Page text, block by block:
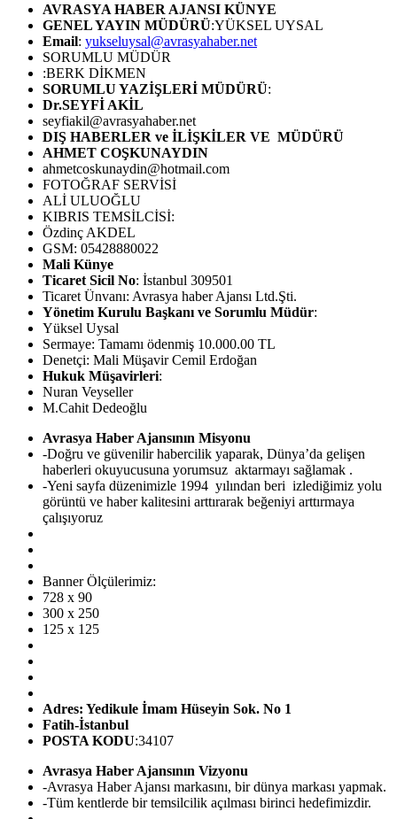
AVRASYA HABER AJANSI KÜNYE
GENEL YAYIN MÜDÜRÜ:YÜKSEL UYSAL
Email: yukseluysal@avrasyahaber.net
SORUMLU MÜDÜR
:BERK DİKMEN
SORUMLU YAZİŞLERİ MÜDÜRÜ:
Dr.SEYFİ AKİL
seyfiakil@avrasyahaber.net
DIŞ HABERLER ve İLİŞKİLER VE MÜDÜRÜ
AHMET COŞKUNAYDIN
ahmetcoskunaydin@hotmail.com
FOTOĞRAF SERVİSİ
ALİ ULUOĞLU
KIBRIS TEMSİLCİSİ:
Özdinç AKDEL
GSM: 05428880022
Mali Künye
Ticaret Sicil No: İstanbul 309501
Ticaret Ünvanı: Avrasya haber Ajansı Ltd.Şti.
Yönetim Kurulu Başkanı ve Sorumlu Müdür:
Yüksel Uysal
Sermaye: Tamamı ödenmiş 10.000.00 TL
Denetçi: Mali Müşavir Cemil Erdoğan
Hukuk Müşavirleri:
Nuran Veyseller
M.Cahit Dedeoğlu
Avrasya Haber Ajansının Misyonu
-Doğru ve güvenilir habercilik yaparak, Dünya’da gelişen
haberleri okuyucusuna yorumsuz aktarmayı sağlamak .
-Yeni sayfa düzenimizle 1994 yılından beri izlediğimiz yolu
görüntü ve haber kalitesini arttırarak beğeniyi arttırmaya
çalışıyoruz
Banner Ölçülerimiz:
728 x 90
300 x 250
125 x 125
Adres: Yedikule İmam Hüseyin Sok. No 1
Fatih-İstanbul
POSTA KODU:34107
Avrasya Haber Ajansının Vizyonu
-Avrasya Haber Ajansı markasını, bir dünya markası yapmak.
-Tüm kentlerde bir temsilcilik açılması birinci hedefimizdir.